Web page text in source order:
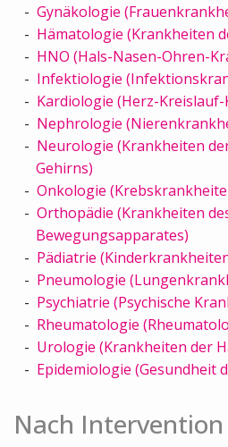
Gynäkologie
Hämatologie (Krankheiten
HNO (Hals-Nasen-Ohren-
Infektiologie
Kardiologie (Herz-
Nephrologie
Neurologie (Krankheiten
Gehirns)
Onkologie
Orthopädie (Krankheiten
Bewegungsapparates)
Pädiatrie
Pneumologie
Psychiatrie (Psychische
Rheumatologie
Urologie (Krankheiten der
Epidemiologie (Gesundheit
Nach